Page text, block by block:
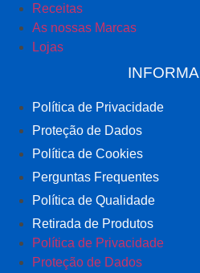
Receitas
As nossas Marcas
Lojas
Política de Privacidade
Proteção de Dados
Política de Cookies
Perguntas Frequentes
Política de Qualidade
Retirada de Produtos
Política de Privacidade
Proteção de Dados